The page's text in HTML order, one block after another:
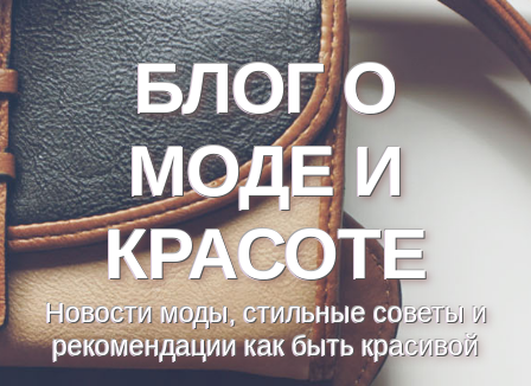
БЛОГ О
МОДЕ И
КРАСОТЕ
Новости моды, стильные советы и
рекомендации как быть красивой